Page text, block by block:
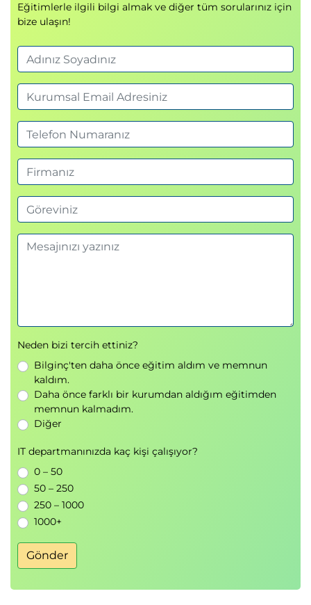
Services ve Ingress
Trafik yönetimi
Modül 5: Diğer İş Yükleri
Jobs & CronJobs
Uygulamalı laboratuvar: DS ve Jobs
Modül 6: Kubernetes Tasarım Kalıpları
Mikroservis mimarisi
Multi-container pods
ConfigMaps/Secrets ile container bazlı
fonksiyon ekleme
Uygulamalı laboratuvar
Modül 8: Logging & Troubleshooting
Metrics server
Log toplama ve FluentD
Troubleshooting adımları
Ekler
StatefulSets
Scheduler çalışma mantığı
Eğitimlerle ilgili bilgi almak ve diğer tüm sorularınız için
bize ulaşın!
Neden bizi tercih ettiniz?
Bilginç'ten daha önce eğitim aldım ve memnun
kaldım.
Daha önce farklı bir kurumdan aldığım eğitimden
memnun kalmadım.
Diğer
IT departmanınızda kaç kişi çalışıyor?
0 – 50
50 – 250
250 – 1000
1000+
Gönder